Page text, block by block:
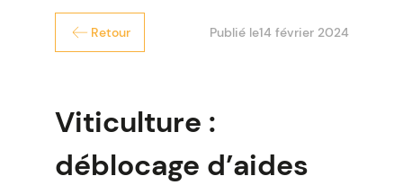
Retour Publié le14 février 2024
Viticulture :
déblocage d’aides